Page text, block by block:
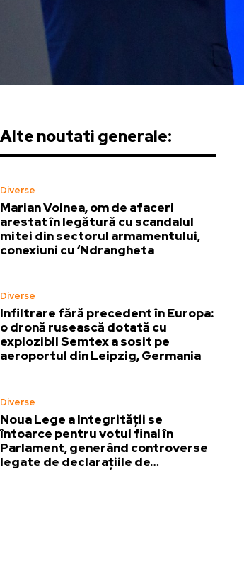
Alte noutati generale:
Diverse
Marian Voinea, om de afaceri
arestat în legătură cu scandalul
mitei din sectorul armamentului,
conexiuni cu ‘Ndrangheta
Diverse
Infiltrare fără precedent în Europa:
o dronă rusească dotată cu
explozibil Semtex a sosit pe
aeroportul din Leipzig, Germania
Diverse
Noua Lege a Integrității se
întoarce pentru votul final în
Parlament, generând controverse
legate de declarațiile de…